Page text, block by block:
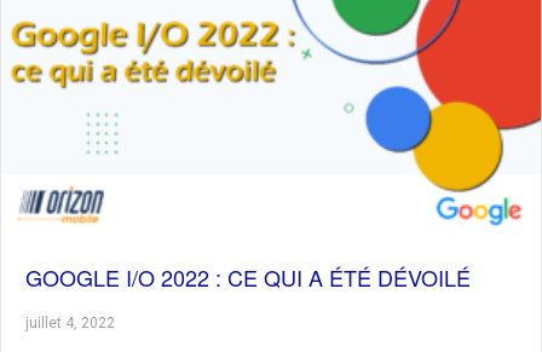
GOOGLE I/O 2022 : CE QUI A ÉTÉ DÉVOILÉ
juillet 4, 2022